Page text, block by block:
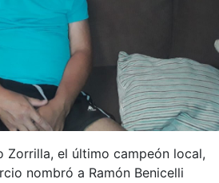
Zorrilla, el último campeón local,
nombró a Ramón Benicelli